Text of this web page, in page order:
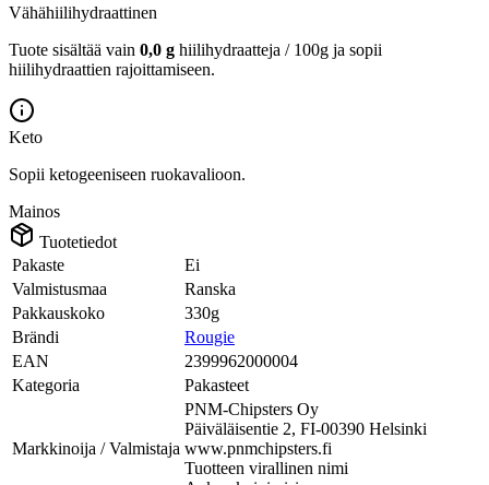
Vähähiilihydraattinen
Tuote sisältää vain 0,0 g hiilihydraatteja / 100g ja sopii
hiilihydraattien rajoittamiseen.
Keto
Sopii ketogeeniseen ruokavalioon.
Mainos
Tuotetiedot
Pakaste
Ei
Valmistusmaa
Ranska
Pakkauskoko
330g
Brändi
Rougie
EAN
2399962000004
Kategoria
Pakasteet
Markkinoija / Valmistaja
PNM-Chipsters Oy
Päiväläisentie 2, FI-00390 Helsinki
www.pnmchipsters.fi
Tuotteen virallinen nimi